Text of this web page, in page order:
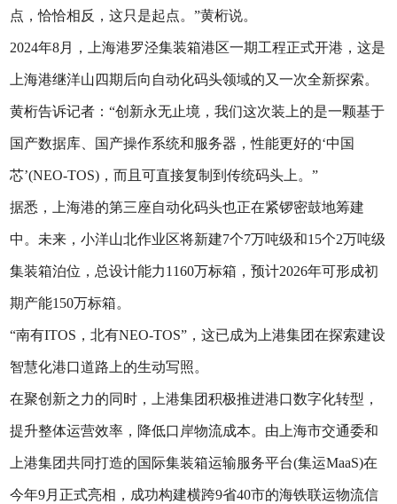
点，恰恰相反，这只是起点。”黄桁说。
2024年8月，上海港罗泾集装箱港区一期工程正式开港，这是
上海港继洋山四期后向自动化码头领域的又一次全新探索。
黄桁告诉记者：“创新永无止境，我们这次装上的是一颗基于
国产数据库、国产操作系统和服务器，性能更好的‘中国
芯’(NEO-TOS)，而且可直接复制到传统码头上。”
据悉，上海港的第三座自动化码头也正在紧锣密鼓地筹建
中。未来，小洋山北作业区将新建7个7万吨级和15个2万吨级
集装箱泊位，总设计能力1160万标箱，预计2026年可形成初
期产能150万标箱。
“南有ITOS，北有NEO-TOS”，这已成为上港集团在探索建设
智慧化港口道路上的生动写照。
在聚创新之力的同时，上港集团积极推进港口数字化转型，
提升整体运营效率，降低口岸物流成本。由上海市交通委和
上港集团共同打造的国际集装箱运输服务平台(集运MaaS)在
今年9月正式亮相，成功构建横跨9省40市的海铁联运物流信